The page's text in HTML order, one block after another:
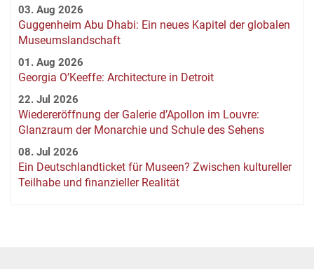
03. Aug 2026
Guggenheim Abu Dhabi: Ein neues Kapitel der globalen
Museumslandschaft
01. Aug 2026
Georgia O’Keeffe: Architecture in Detroit
22. Jul 2026
Wiedereröffnung der Galerie d’Apollon im Louvre:
Glanzraum der Monarchie und Schule des Sehens
08. Jul 2026
Ein Deutschlandticket für Museen? Zwischen kultureller
Teilhabe und finanzieller Realität